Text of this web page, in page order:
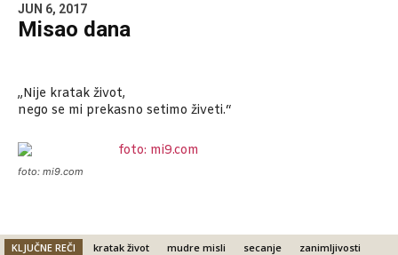
JUN 6, 2017
Misao dana
„Nije kratak život,
nego se mi prekasno setimo živeti.“
foto: mi9.com
KLJUČNE REČI kratak život mudre misli secanje
zanimljivosti